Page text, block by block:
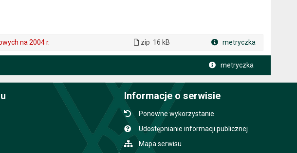
na 2004 r. zip 16 kB metryczka
metryczka
Informacje o serwisie
Ponowne wykorzystanie
Udostępnianie informacji publicznej
Mapa serwisu